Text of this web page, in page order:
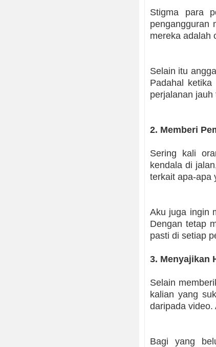
Stigma para
pengangguran
mereka adalah
Selain itu
Padahal
perjalanan
2. Memberi
Sering kali
kendala di
terkait apa-apa
Aku juga ingin
Dengan tetap
pasti di setiap
3. Menyajikan
Selain
kalian yang
daripada video.
Bagi yang